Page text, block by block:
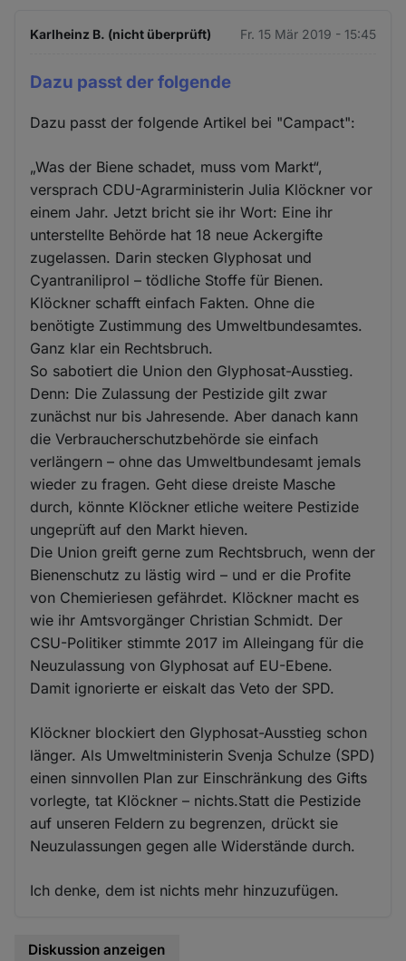
Karlheinz B. (nicht überprüft) Fr. 15 Mär 2019 - 15:45
Dazu passt der folgende
Dazu passt der folgende Artikel bei "Campact":
„Was der Biene schadet, muss vom Markt“,
versprach CDU-Agrarministerin Julia Klöckner vor
einem Jahr. Jetzt bricht sie ihr Wort: Eine ihr
unterstellte Behörde hat 18 neue Ackergifte
zugelassen. Darin stecken Glyphosat und
Cyantraniliprol – tödliche Stoffe für Bienen.
Klöckner schafft einfach Fakten. Ohne die
benötigte Zustimmung des Umweltbundesamtes.
Ganz klar ein Rechtsbruch.
So sabotiert die Union den Glyphosat-Ausstieg.
Denn: Die Zulassung der Pestizide gilt zwar
zunächst nur bis Jahresende. Aber danach kann
die Verbraucherschutzbehörde sie einfach
verlängern – ohne das Umweltbundesamt jemals
wieder zu fragen. Geht diese dreiste Masche
durch, könnte Klöckner etliche weitere Pestizide
ungeprüft auf den Markt hieven.
Die Union greift gerne zum Rechtsbruch, wenn der
Bienenschutz zu lästig wird – und er die Profite
von Chemieriesen gefährdet. Klöckner macht es
wie ihr Amtsvorgänger Christian Schmidt. Der
CSU-Politiker stimmte 2017 im Alleingang für die
Neuzulassung von Glyphosat auf EU-Ebene.
Damit ignorierte er eiskalt das Veto der SPD.
Klöckner blockiert den Glyphosat-Ausstieg schon
länger. Als Umweltministerin Svenja Schulze (SPD)
einen sinnvollen Plan zur Einschränkung des Gifts
vorlegte, tat Klöckner – nichts.Statt die Pestizide
auf unseren Feldern zu begrenzen, drückt sie
Neuzulassungen gegen alle Widerstände durch.
Ich denke, dem ist nichts mehr hinzuzufügen.
Diskussion anzeigen